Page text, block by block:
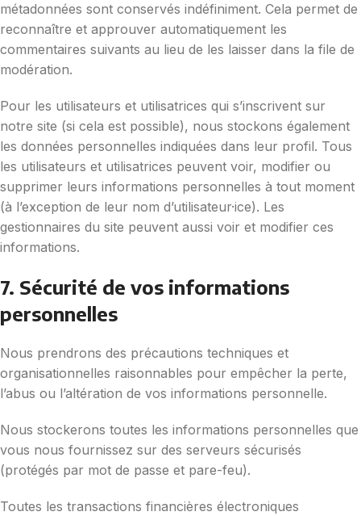
métadonnées sont conservés indéfiniment. Cela permet de
reconnaître et approuver automatiquement les
commentaires suivants au lieu de les laisser dans la file de
modération.
Pour les utilisateurs et utilisatrices qui s’inscrivent sur
notre site (si cela est possible), nous stockons également
les données personnelles indiquées dans leur profil. Tous
les utilisateurs et utilisatrices peuvent voir, modifier ou
supprimer leurs informations personnelles à tout moment
(à l’exception de leur nom d’utilisateur·ice). Les
gestionnaires du site peuvent aussi voir et modifier ces
informations.
7. Sécurité de vos informations
personnelles
Nous prendrons des précautions techniques et
organisationnelles raisonnables pour empêcher la perte,
l’abus ou l’altération de vos informations personnelle.
Nous stockerons toutes les informations personnelles que
vous nous fournissez sur des serveurs sécurisés
(protégés par mot de passe et pare-feu).
Toutes les transactions financières électroniques